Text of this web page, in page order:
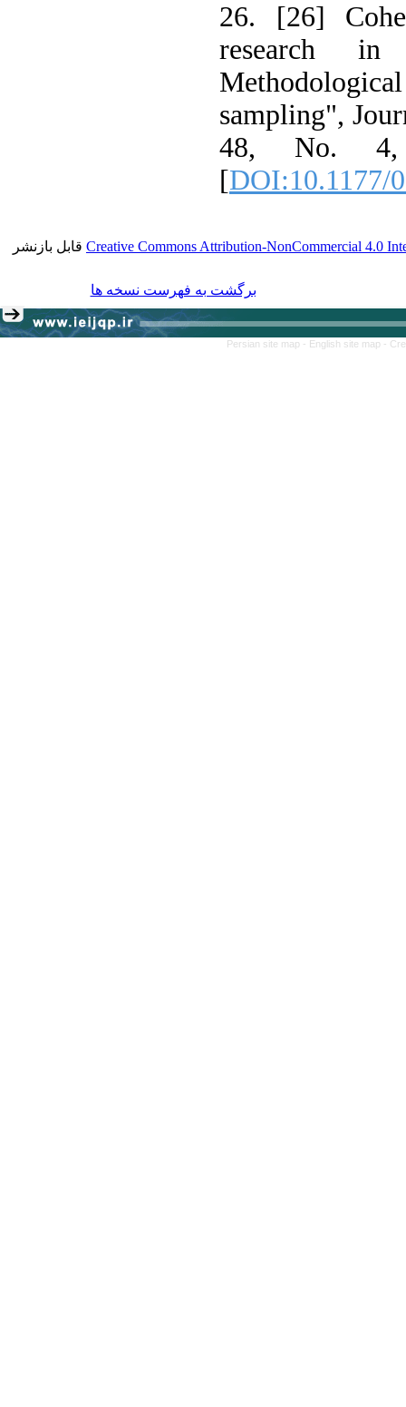
26. [26]
research in
sampling",
48, No. 4,
[DOI:10.1177/
Creative Commons Attribution-NonCommercial 4.0قابل بازنشر
برگشت به فهرست نسخه ها
Persian site map -English site map-